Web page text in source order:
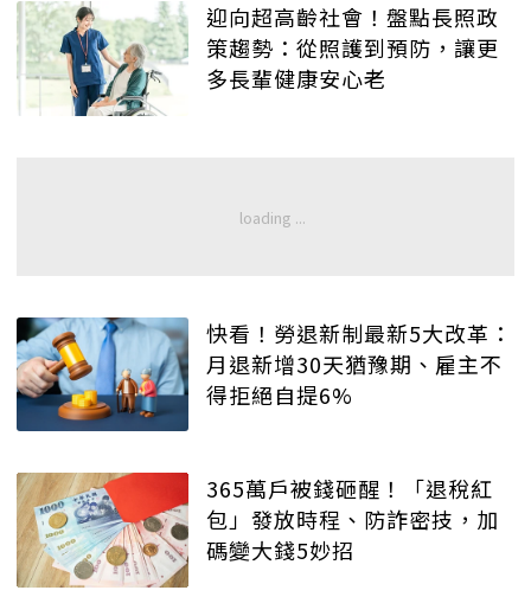
迎向超高齡社會！盤點長照政
策趨勢：從照護到預防，讓更
多長輩健康安心老
快看！勞退新制最新5大改革：
月退新增30天猶豫期、雇主不
得拒絕自提6%
365萬戶被錢砸醒！「退稅紅
包」發放時程、防詐密技，加
碼變大錢5妙招